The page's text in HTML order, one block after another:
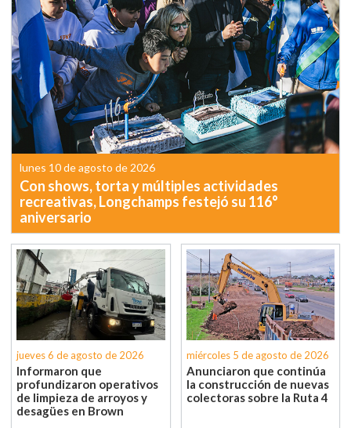
lunes 10 de agosto de 2026
Con shows, torta y múltiples actividades
recreativas, Longchamps festejó su 116°
aniversario
jueves 6 de agosto de 2026
Informaron que
profundizaron operativos
de limpieza de arroyos y
desagües en Brown
miércoles 5 de agosto de 2026
Anunciaron que continúa
la construcción de nuevas
colectoras sobre la Ruta 4